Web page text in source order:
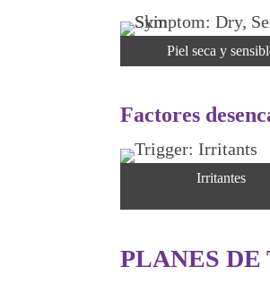
Piel seca y
Factores
Irritantes
PLANES